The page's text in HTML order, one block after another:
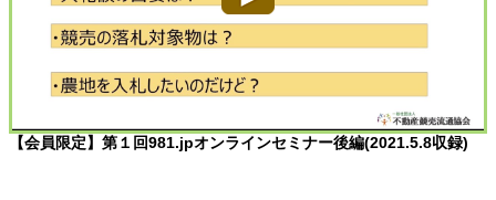
【会員限定】第１回981.jpオンラインセミナー後編(2021.5.8収録)